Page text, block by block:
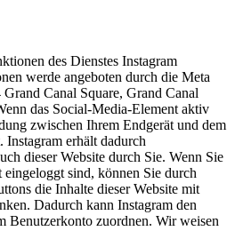
des Dienstes Instagram
werde angeboten durch die Meta
Canal Square, Grand Canal
das Social-Media-Element aktiv
zwischen Ihrem Endgerät und dem
Instagram erhält dadurch
dieser Website durch Sie. Wenn Sie
sind, können Sie durch
die Inhalte dieser Website mit
Dadurch kann Instagram den
Benutzerkonto zuordnen. Wir weisen